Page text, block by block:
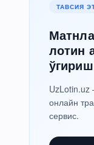
ТАВСИЯ
лотин
UzLotin.uz
онлайн
сервис.